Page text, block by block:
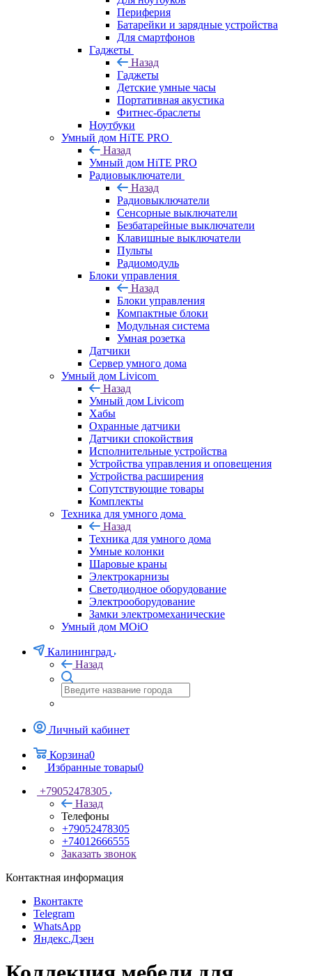
Периферия
Батарейки и зарядные устройства
Для смартфонов
Гаджеты
Назад
Гаджеты
Детские умные часы
Портативная акустика
Фитнес-браслеты
Ноутбуки
Умный дом HiTE PRO
Назад
Умный дом HiTE PRO
Радиовыключатели
Назад
Радиовыключатели
Сенсорные выключатели
Безбатарейные выключатели
Клавишные выключатели
Пульты
Радиомодуль
Блоки управления
Назад
Блоки управления
Компактные блоки
Модульная система
Умная розетка
Датчики
Сервер умного дома
Умный дом Livicom
Назад
Умный дом Livicom
Хабы
Охранные датчики
Датчики спокойствия
Исполнительные устройства
Устройства управления и оповещения
Устройства расширения
Сопутствующие товары
Комплекты
Техника для умного дома
Назад
Техника для умного дома
Умные колонки
Шаровые краны
Электрокарнизы
Светодиодное оборудование
Электрооборудование
Замки электромеханические
Умный дом MOiO
Калининград
Назад
Личный кабинет
Корзина0
Избранные товары0
+79052478305
Назад
Телефоны
+79052478305
+74012666555
Заказать звонок
Контактная информация
Вконтакте
Telegram
WhatsApp
Яндекс.Дзен